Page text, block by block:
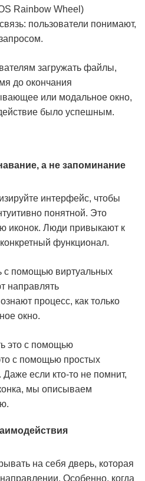
Rainbow Wheel)
пользователи понимают,
загружать файлы,
до окончания
или модальное окно,
было успешным.
а не запоминание
интерфейс, чтобы
понятной. Это
иконок. Люди привыкают к
функционал.
с помощью виртуальных
направлять
процесс, как только
окно.
это с помощью
с помощью простых
если кто-то не помнит,
мы описываем
на себя дверь, которая
Особенно, когда